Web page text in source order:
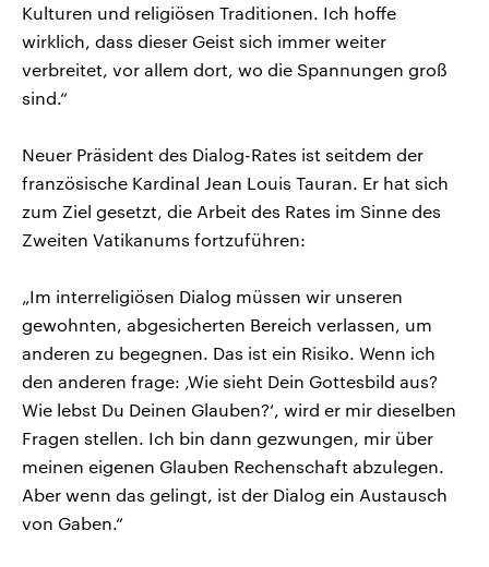
Kulturen und religiösen Traditionen. Ich hoffe
wirklich, dass dieser Geist sich immer weiter
verbreitet, vor allem dort, wo die Spannungen groß
sind.“
Neuer Präsident des Dialog-Rates ist seitdem der
französische Kardinal Jean Louis Tauran. Er hat sich
zum Ziel gesetzt, die Arbeit des Rates im Sinne des
Zweiten Vatikanums fortzuführen:
„Im interreligiösen Dialog müssen wir unseren
gewohnten, abgesicherten Bereich verlassen, um
anderen zu begegnen. Das ist ein Risiko. Wenn ich
den anderen frage: ‚Wie sieht Dein Gottesbild aus?
Wie lebst Du Deinen Glauben?‘, wird er mir dieselben
Fragen stellen. Ich bin dann gezwungen, mir über
meinen eigenen Glauben Rechenschaft abzulegen.
Aber wenn das gelingt, ist der Dialog ein Austausch
von Gaben.“